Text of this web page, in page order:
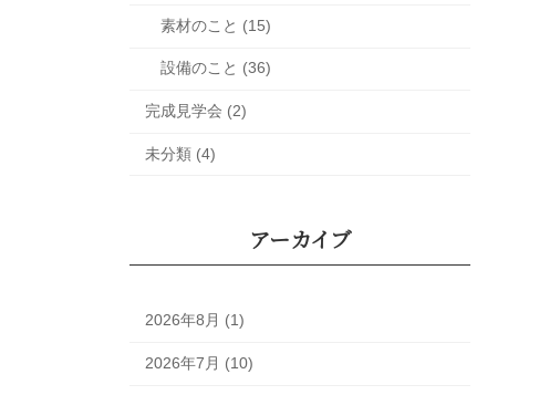
素材のこと (15)
設備のこと (36)
完成見学会 (2)
未分類 (4)
アーカイブ
2026年8月 (1)
2026年7月 (10)